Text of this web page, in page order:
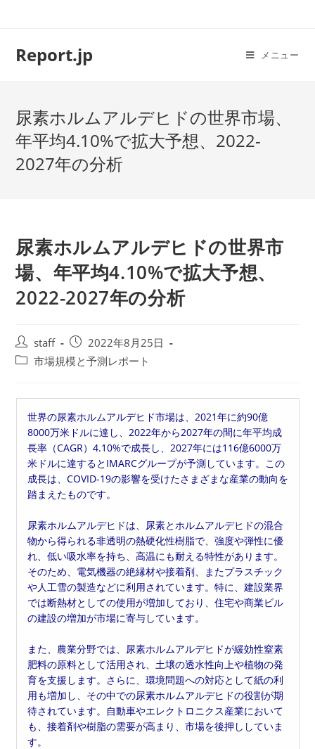
Report.jp メニュー
尿素ホルムアルデヒドの世界市場、
年平均4.10%で拡大予想、2022-
2027年の分析
尿素ホルムアルデヒドの世界市
場、年平均4.10%で拡大予想、
2022-2027年の分析
投
稿
staff
投
稿
日:
2022年8月25日
投
ー:
市場規模と予測レポート
世界の尿素ホルムアルデヒド市場は、2021年に約90億
8000万米ドルに達し、2022年から2027年の間に年平均成
長率（CAGR）4.10%で成長し、2027年には116億6000万
米ドルに達するとIMARCグループが予測しています。この
成長は、COVID-19の影響を受けたさまざまな産業の動向を
踏まえたものです。
尿素ホルムアルデヒドは、尿素とホルムアルデヒドの混合
物から得られる非透明の熱硬化性樹脂で、強度や弾性に優
れ、低い吸水率を持ち、高温にも耐える特性があります。
そのため、電気機器の絶縁材や接着剤、またプラスチック
や人工雪の製造などに利用されています。特に、建設業界
では断熱材としての使用が増加しており、住宅や商業ビル
の建設の増加が市場に寄与しています。
また、農業分野では、尿素ホルムアルデヒドが緩効性窒素
肥料の原料として活用され、土壌の透水性向上や植物の発
育を支援します。さらに、環境問題への対応として紙の利
用も増加し、その中での尿素ホルムアルデヒドの役割が期
待されています。自動車やエレクトロニクス産業において
も、接着剤や樹脂の需要が高まり、市場を後押ししていま
す。